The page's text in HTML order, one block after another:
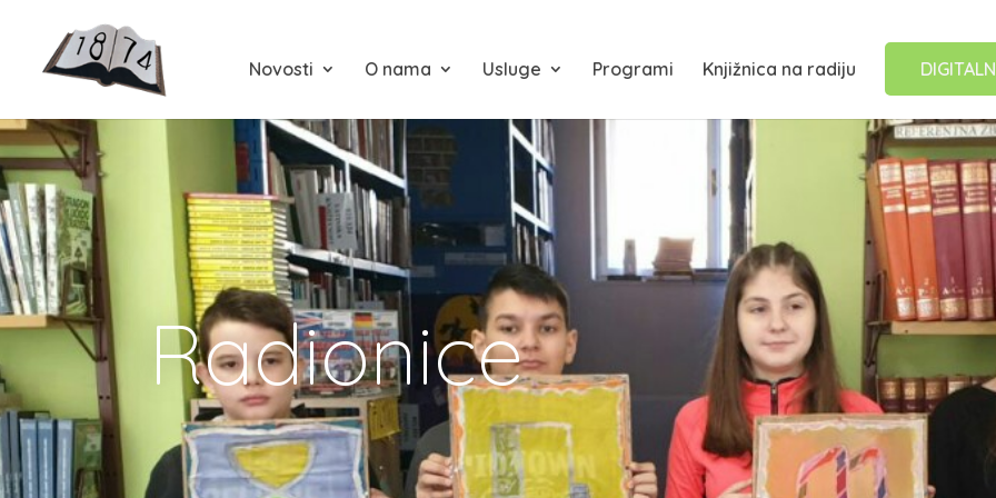
Novosti O nama Usluge Programi Knjižnica na radiju
Radionice